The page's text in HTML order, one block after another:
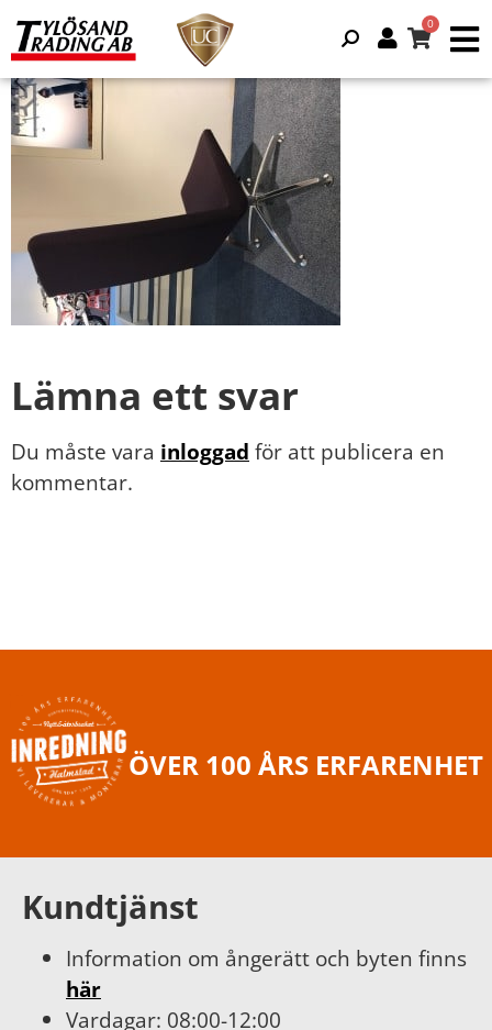
Lämna ett svar
Du måste vara inloggad för att publicera en
kommentar.
ÖVER 100 ÅRS ERFARENHET
Kundtjänst
Information om ångerätt och byten finns
här
Vardagar: 08:00-12:00